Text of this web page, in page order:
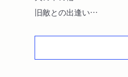
旧敵との出逢い
ゼラニウム